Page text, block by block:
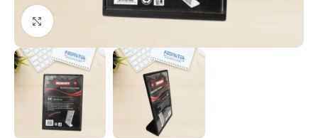
Cliquez pour agrandir